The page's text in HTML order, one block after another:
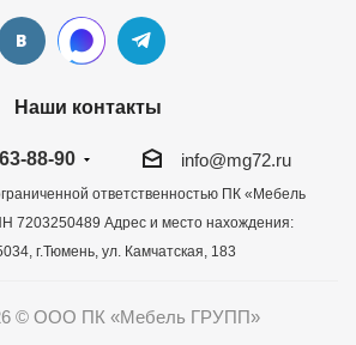
Наши контакты
88-90 info@mg72.ru
ответственностью ПК «Мебель
7203250489 Адрес и место нахождения:
г.Тюмень, ул. Камчатская, 183
© ООО ПК «Мебель ГРУПП»